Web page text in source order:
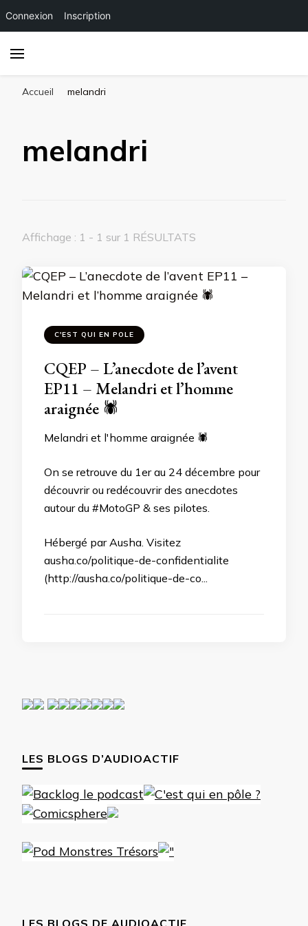
Connexion Inscription
Accueil melandri
melandri
Affichage : 1 - 1 sur 1 RÉSULTATS
C'EST QUI EN POLE
CQEP – L’anecdote de l’avent
EP11 – Melandri et l’homme
araignée 🕷️
Melandri et l'homme araignée 🕷️
On se retrouve du 1er au 24 décembre pour
découvrir ou redécouvrir des anecdotes
autour du #MotoGP & ses pilotes.
Hébergé par Ausha. Visitez
ausha.co/politique-de-confidentialite
(http://ausha.co/politique-de-co...
LES BLOGS D’AUDIOACTIF
LES BLOGS DE AUDIOACTIF